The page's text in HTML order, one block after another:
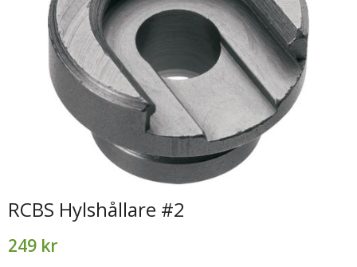
RCBS Hylshållare #2
249 kr